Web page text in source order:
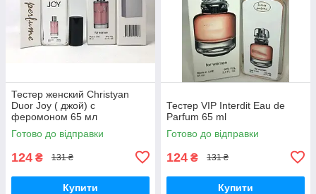
Тестер женский Christyan
Duor Joy ( джой) с
феромоном 65 мл
Готово до відправки
124 ₴ 131 ₴
Купити
Тестер VIP Interdit Eau de
Parfum 65 ml
Готово до відправки
124 ₴ 131 ₴
Купити